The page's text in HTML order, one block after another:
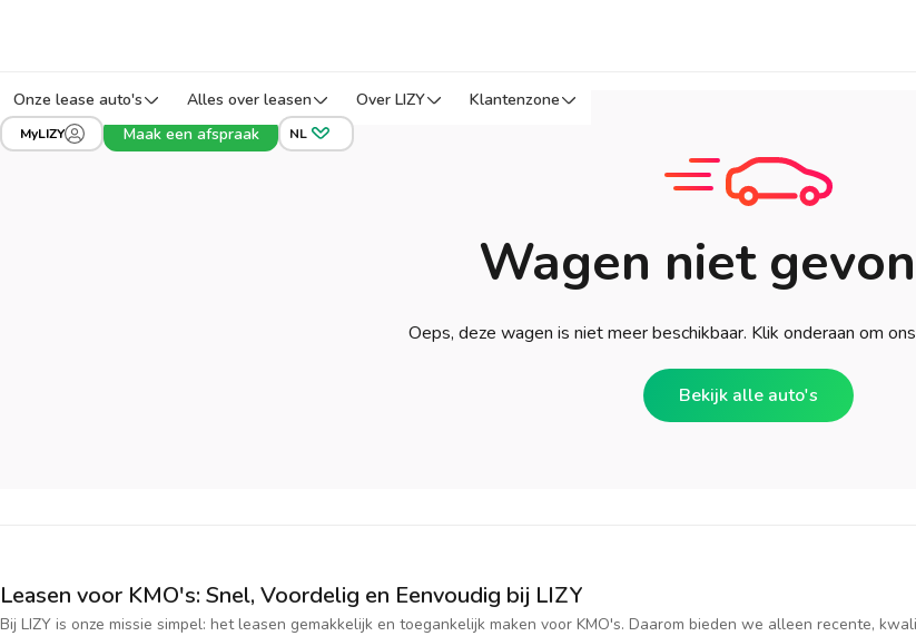
Onze lease auto's Alles over leasen Over LIZY Klantenzone
MyLIZY Maak een afspraak NL
Wagen niet
Oeps, deze wagen is niet meer beschikbaar. Klik onderaan om
Bekijk alle auto's
Leasen voor KMO's: Snel, Voordelig en Eenvoudig bij LIZY
Bij LIZY is onze missie simpel: het leasen gemakkelijk en toegankelijk maken voor KMO's. Daarom bieden we alleen recente,